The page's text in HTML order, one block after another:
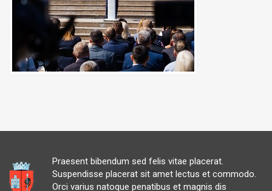
Praesent bibendum sed felis vitae placerat.
Suspendisse placerat sit amet lectus et commodo.
Orci varius natoque penatibus et magnis dis